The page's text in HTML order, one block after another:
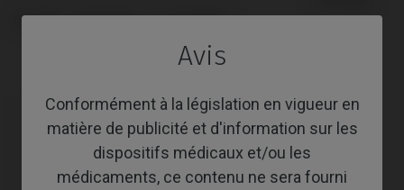
Avis
Conformément à la législation en vigueur en
matière de publicité et d'information sur les
dispositifs médicaux et/ou les
médicaments, ce contenu ne sera fourni
Accueil Systèmes Conelog®
Analogue